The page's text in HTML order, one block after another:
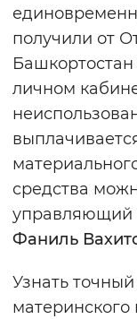
получили от
личном
средства
управляющий
Фаниль
Узнать
материнского